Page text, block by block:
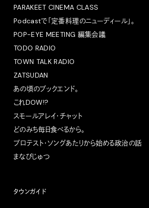
PARAKEET CINEMA CLASS
Podcastで「定番料理のニューディール」。
POP-EYE MEETING 編集会議
TODO RADIO
TOWN TALK RADIO
ZATSUDAN
あの頃のブックエンド。
これDOW!?
スモールアレイ・チャット
どのみち毎日食べるから。
プロテスト・ソングあたりから始める政治の話
まなびじゅつ
タウンガイド